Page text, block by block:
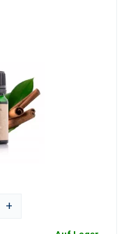
+